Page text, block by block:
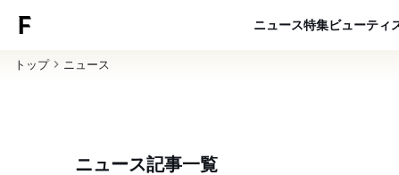
ニュース特集ビューティ
トップ ニュース
ニュース記事一覧